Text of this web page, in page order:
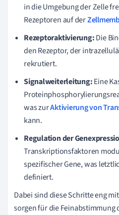
in die Umgebung der Zelle
Rezeptoren auf der
Rezeptoraktivierung:Die
den Rezeptor, der
rekrutiert.
Signalweiterleitung:Eine
was zurAktivierung von
kann.
Regulation der
Transkriptionsfaktoren
spezifischer Gene, was
definiert.
Dabei sind diese Schritte eng
sorgen für die